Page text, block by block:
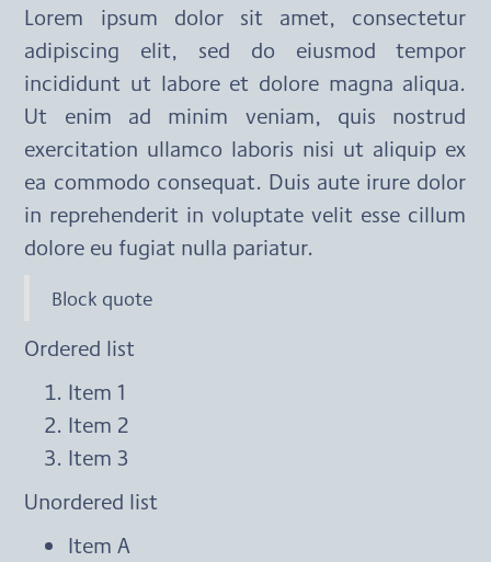
Lorem ipsum dolor sit amet, consectetur
adipiscing elit, sed do eiusmod tempor
incididunt ut labore et dolore magna aliqua.
Ut enim ad minim veniam, quis nostrud
exercitation ullamco laboris nisi ut aliquip ex
ea commodo consequat. Duis aute irure dolor
in reprehenderit in voluptate velit esse cillum
dolore eu fugiat nulla pariatur.
Block quote
Ordered list
Item 1
Item 2
Item 3
Unordered list
Item A